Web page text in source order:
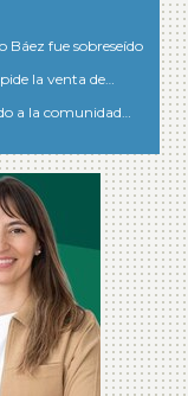
Báez fue sobreseído
la venta de…
a la comunidad…